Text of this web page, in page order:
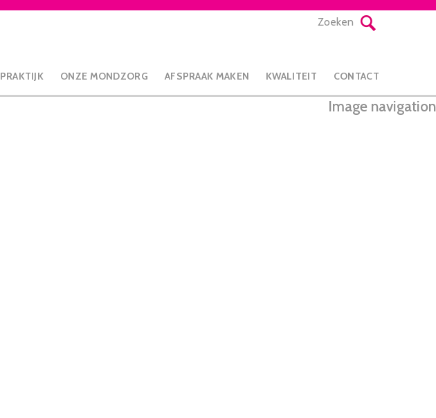
Zoeken
PRAKTIJK ONZE MONDZORG AFSPRAAK MAKEN KWALITEIT CONTACT
Image navigation